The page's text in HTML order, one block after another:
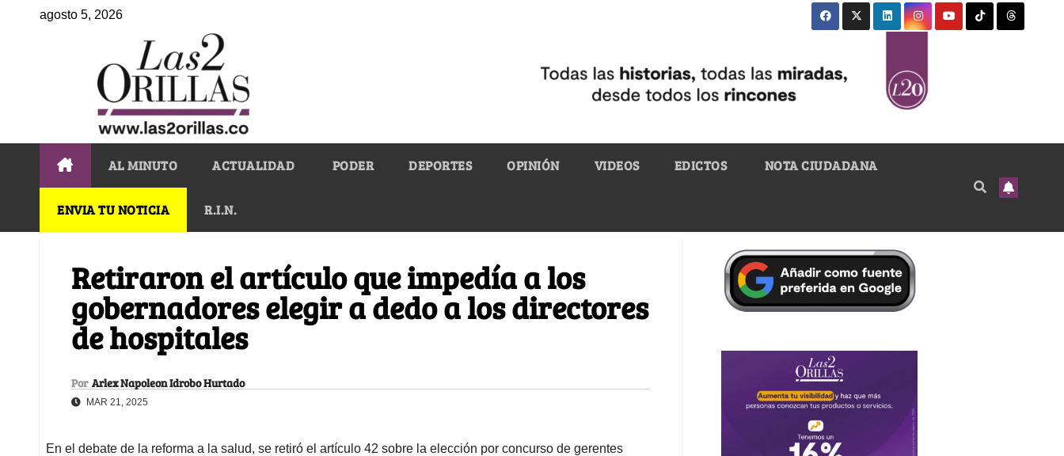
agosto 5, 2026
AL MINUTO ACTUALIDAD PODER DEPORTES OPINIÓN VIDEOS EDICTOS NOTA CIUDADANA
ENVIA TU NOTICIA R.I.N.
Retiraron el artículo que impedía a los
gobernadores elegir a dedo a los directores
de hospitales
Por Arlex Napoleon Idrobo Hurtado
MAR 21, 2025
En el debate de la reforma a la salud, se retiró el artículo 42 sobre la elección por concurso de gerentes